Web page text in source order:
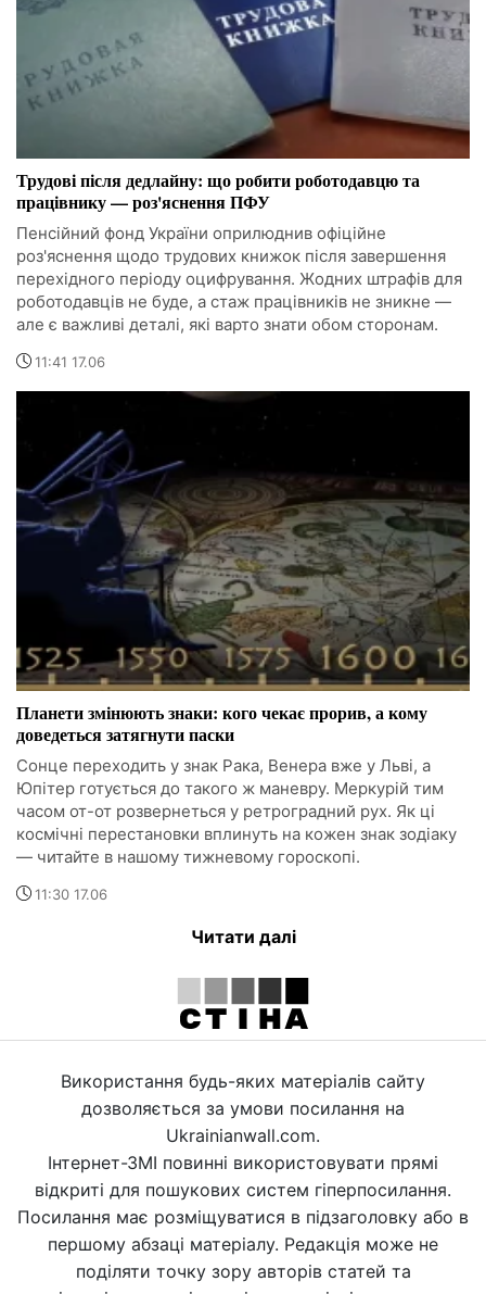
Трудові після дедлайну: що робити роботодавцю та
працівнику — роз'яснення ПФУ
Пенсійний фонд України оприлюднив офіційне
роз'яснення щодо трудових книжок після завершення
перехідного періоду оцифрування. Жодних штрафів для
роботодавців не буде, а стаж працівників не зникне —
але є важливі деталі, які варто знати обом сторонам.
11:41 17.06
Планети змінюють знаки: кого чекає прорив, а кому
доведеться затягнути паски
Сонце переходить у знак Рака, Венера вже у Льві, а
Юпітер готується до такого ж маневру. Меркурій тим
часом от-от розвернеться у ретроградний рух. Як ці
космічні перестановки вплинуть на кожен знак зодіаку
— читайте в нашому тижневому гороскопі.
11:30 17.06
Читати далі
Використання будь-яких матеріалів сайту
дозволяється за умови посилання на
Ukrainianwall.com.
Інтернет-ЗМІ повинні використовувати прямі
відкриті для пошукових систем гіперпосилання.
Посилання має розміщуватися в підзаголовку або в
першому абзаці матеріалу. Редакція може не
поділяти точку зору авторів статей та